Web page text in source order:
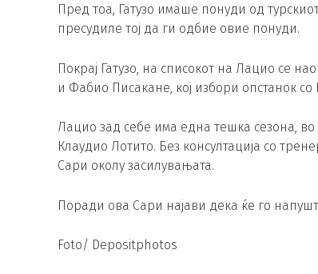
Пред тоа, Гатузо имаше понуди од
пресудиле тој да ги одбие овие понуди.
Покрај Гатузо, на списокот на Лацио се
и Фабио Писакане, кој избори опстанок
Лацио зад себе има една тешка сезона,
Клаудио Лотито. Без консултација со
Сари околу засилувањата.
Поради ова Сари најави дека ќе го
Foto/ Depositphotos